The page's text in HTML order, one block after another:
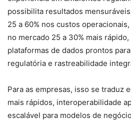
possibilita resultados
25 a 60% nos custos
no mercado 25 a 30% mais
plataformas de dados prontos
regulatória e rastreabilidade
Para as empresas, isso se traduz
mais rápidos, interoperabilidade
escalável para modelos de